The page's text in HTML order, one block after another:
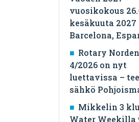
vuosikokous
kesäkuuta 2027
Barcelona,
Rotary
4/2026 on nyt
luettavissa –
sähkö
Mikkelin 3
Water Weekilla